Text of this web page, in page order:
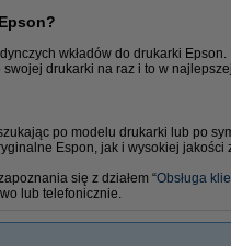
wkładów do drukarki
drukarki na raz i to w
po modelu drukarki lub po
Espon, jak i wysokiej
się z działem “Obsługa
lub telefonicznie.